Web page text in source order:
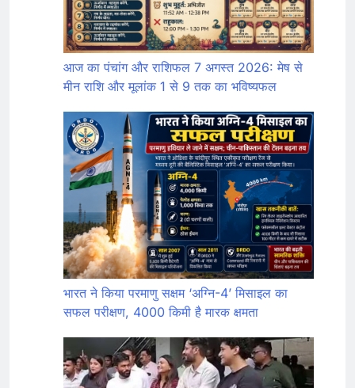
आज का पंचांग और राशिफल 7 अगस्त 2026: मेष से
मीन राशि और मूलांक 1 से 9 तक का भविष्यफल
भारत ने किया परमाणु सक्षम ‘अग्नि-4’ मिसाइल का
सफल परीक्षण, 4000 किमी है मारक क्षमता